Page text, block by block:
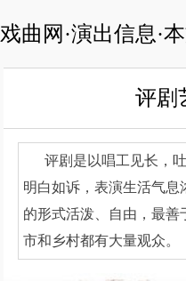
戏曲网·演出信息·
评剧
评剧是以唱工见长，
明白如诉，表演生活气息
的形式活泼、自由，最
市和乡村都有大量观众。